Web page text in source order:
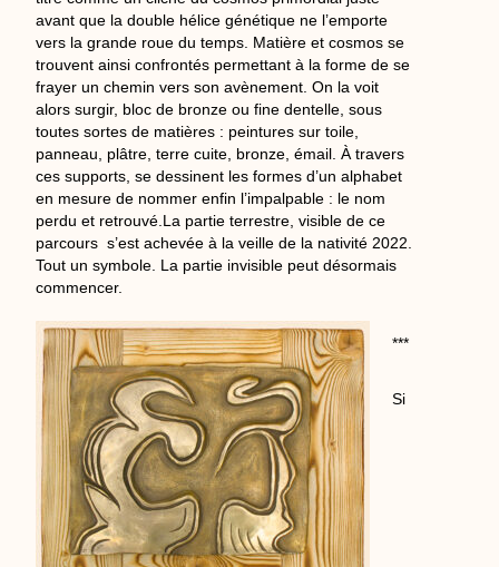
avant que la double hélice génétique ne l’emporte
vers la grande roue du temps. Matière et cosmos se
trouvent ainsi confrontés permettant à la forme de se
frayer un chemin vers son avènement. On la voit
alors surgir, bloc de bronze ou fine dentelle, sous
toutes sortes de matières : peintures sur toile,
panneau, plâtre, terre cuite, bronze, émail. À travers
ces supports, se dessinent les formes d’un alphabet
en mesure de nommer enfin l’impalpable : le nom
perdu et retrouvé.La partie terrestre, visible de ce
parcours s’est achevée à la veille de la nativité 2022.
Tout un symbole. La partie invisible peut désormais
commencer.
***
Si